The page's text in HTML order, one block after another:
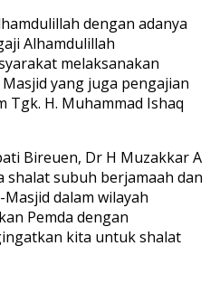
dengan adanya
Alhamdulillah
melaksanakan
yang juga pengajian
Tgk. H. Muhammad Ishaq
Bireuen, Dr H Muzakkar A
shalat subuh berjamaah dan
dalam wilayah
Pemda dengan
kita untuk shalat